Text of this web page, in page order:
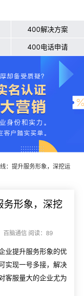
400解决方案
400电话申请
：提升服务形象，深挖运
形象，深挖
脑通信 阅读：89
业提升服务形象的优
实现一号多接，解决
客服量大的企业尤为